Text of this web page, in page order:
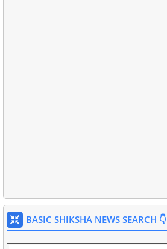
BASIC SHIKSHA NEWS SEARCH 👇